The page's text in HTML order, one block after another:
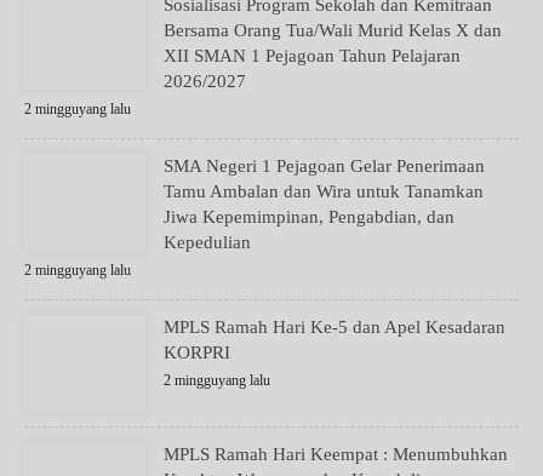
Sosialisasi Program Sekolah dan Kemitraan
Bersama Orang Tua/Wali Murid Kelas X dan
XII SMAN 1 Pejagoan Tahun Pelajaran
2026/2027
2 mingguyang lalu
SMA Negeri 1 Pejagoan Gelar Penerimaan
Tamu Ambalan dan Wira untuk Tanamkan
Jiwa Kepemimpinan, Pengabdian, dan
Kepedulian
2 mingguyang lalu
MPLS Ramah Hari Ke-5 dan Apel Kesadaran
KORPRI
2 mingguyang lalu
MPLS Ramah Hari Keempat : Menumbuhkan